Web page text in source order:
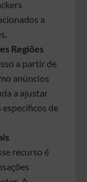
a
Regiões
a partir de
anúncios
a ajustar
de
recurso é